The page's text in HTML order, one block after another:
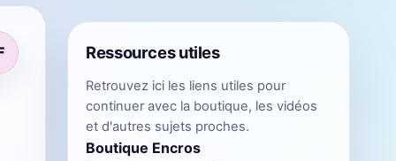
Ressources utiles
Retrouvez ici les liens utiles pour
continuer avec la boutique, les vidéos
et d'autres sujets proches.
Boutique Encros